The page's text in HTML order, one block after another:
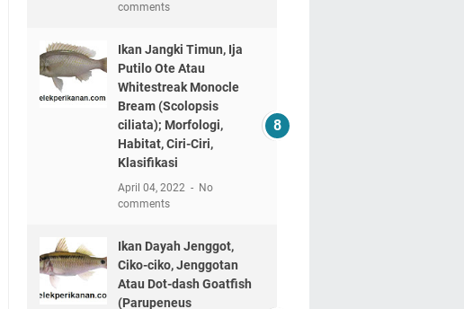
comments
Ikan Jangki Timun, Ija
Putilo Ote Atau
Whitestreak Monocle
Bream (Scolopsis
ciliata); Morfologi,
Habitat, Ciri-Ciri,
Klasifikasi
April 04, 2022
No
comments
Ikan Dayah Jenggot,
Ciko-ciko, Jenggotan
Atau Dot-dash Goatfish
(Parupeneus